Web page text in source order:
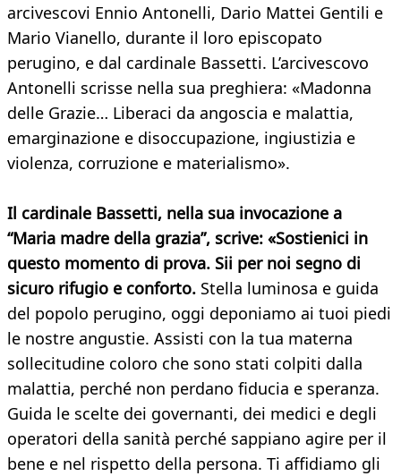
arcivescovi Ennio Antonelli, Dario Mattei Gentili e
Mario Vianello, durante il loro episcopato
perugino, e dal cardinale Bassetti. L’arcivescovo
Antonelli scrisse nella sua preghiera: «Madonna
delle Grazie… Liberaci da angoscia e malattia,
emarginazione e disoccupazione, ingiustizia e
violenza, corruzione e materialismo».
Il cardinale Bassetti, nella sua invocazione a
“Maria madre della grazia”, scrive: «Sostienici in
questo momento di prova. Sii per noi segno di
sicuro rifugio e conforto. Stella luminosa e guida
del popolo perugino, oggi deponiamo ai tuoi piedi
le nostre angustie. Assisti con la tua materna
sollecitudine coloro che sono stati colpiti dalla
malattia, perché non perdano fiducia e speranza.
Guida le scelte dei governanti, dei medici e degli
operatori della sanità perché sappiano agire per il
bene e nel rispetto della persona. Ti affidiamo gli